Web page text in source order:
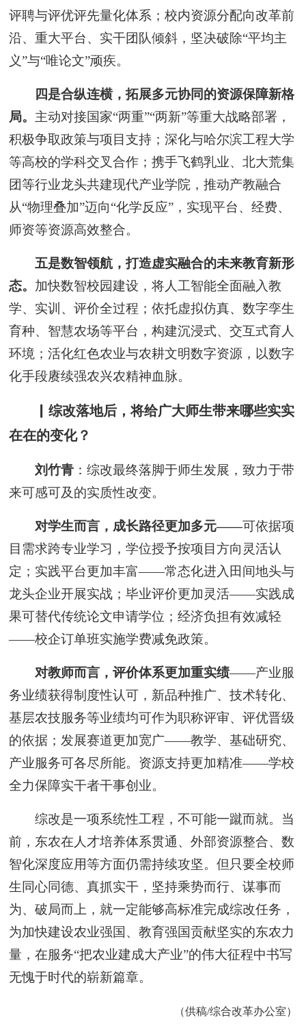
评聘与评优评先量化体系；校内资源分配向改革前
沿、重大平台、实干团队倾斜，坚决破除“平均主
义”与“唯论文”顽疾。
四是合纵连横，拓展多元协同的资源保障新格
局。 主动对接国家“两重”“两新”等重大战略部署，
积极争取政策与项目支持；深化与哈尔滨工程大学
等高校的学科交叉合作；携手飞鹤乳业、北大荒集
团等行业龙头共建现代产业学院，推动产教融合
从“物理叠加”迈向“化学反应”，实现平台、经费、
师资等资源高效整合。
五是数智领航，打造虚实融合的未来教育新形
态。 加快数智校园建设，将人工智能全面融入教
学、实训、评价全过程；依托虚拟仿真、数字孪生
育种、智慧农场等平台，构建沉浸式、交互式育人
环境；活化红色农业与农耕文明数字资源，以数字
化手段赓续强农兴农精神血脉。
▏综改落地后，将给广大师生带来哪些实实
在在的变化？
刘竹青：综改最终落脚于师生发展，致力于带
来可感可及的实质性改变。
对学生而言，成长路径更加多元——可依据项
目需求跨专业学习，学位授予按项目方向灵活认
定；实践平台更加丰富——常态化进入田间地头与
龙头企业开展实战；毕业评价更加灵活——实践成
果可替代传统论文申请学位；经济负担有效减轻
——校企订单班实施学费减免政策。
对教师而言，评价体系更加重实绩——产业服
务业绩获得制度性认可，新品种推广、技术转化、
基层农技服务等业绩均可作为职称评审、评优晋级
的依据；发展赛道更加宽广——教学、基础研究、
产业服务可各尽所能。资源支持更加精准——学校
全力保障实干者干事创业。
综改是一项系统性工程，不可能一蹴而就。当
前，东农在人才培养体系贯通、外部资源整合、数
智化深度应用等方面仍需持续攻坚。但只要全校师
生同心同德、真抓实干，坚持乘势而行、谋事而
为、破局而上，就一定能够高标准完成综改任务，
为加快建设农业强国、教育强国贡献坚实的东农力
量，在服务“把农业建成大产业”的伟大征程中书写
无愧于时代的崭新篇章。
（供稿/综合改革办公室）